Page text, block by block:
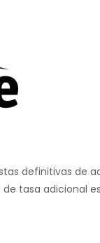
listas definitivas
tasa adicional